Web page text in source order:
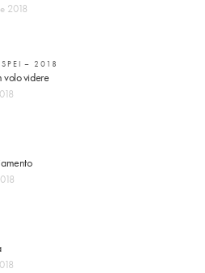
2018
– 2018
volo videre